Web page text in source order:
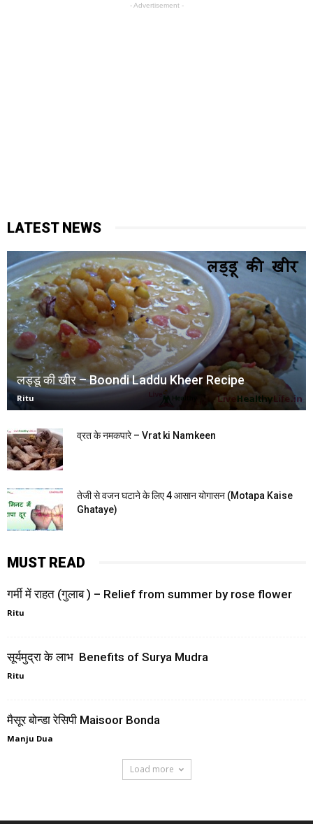
- Advertisement -
LATEST NEWS
लड्डू की खीर – Boondi Laddu Kheer Recipe
Ritu
व्रत के नमकपारे – Vrat ki Namkeen
तेजी से वजन घटाने के लिए 4 आसान योगासन (Motapa Kaise
Ghataye)
MUST READ
गर्मी में राहत (गुलाब ) – Relief from summer by rose flower
Ritu
सूर्यमुद्रा के लाभ Benefits of Surya Mudra
Ritu
मैसूर बोन्डा रेसिपी Maisoor Bonda
Manju Dua
Load more